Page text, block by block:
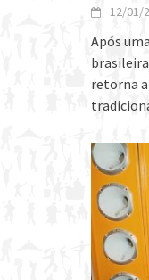
12/01/
Após
retorna